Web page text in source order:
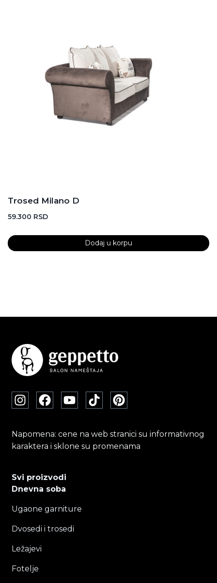
Trosed Milano D
59.300 RSD
Dodaj u korpu
Napomena: cene na web stranici su informativnog
karaktera i sklone su promenama
Svi proizvodi
Dnevna soba
Ugaone garniture
Dvosedi i trosedi
Ležajevi
Fotelje